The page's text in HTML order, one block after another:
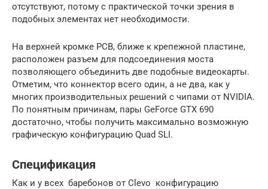
отсутствуют, потому с практической точки зрения в
подобных элементах нет необходимости.
На верхней кромке PCB, ближе к крепежной пластине,
расположен разъем для подсоединения моста
позволяющего объединить две подобные видеокарты.
Отметим, что коннектор всего один, а не два, как у
многих производительных решений с чипами от NVIDIA.
По понятным причинам, пары GeForce GTX 690
достаточно, чтобы получить максимально возможную
графическую конфигурацию Quad SLI.
Спецификация
Как и у всех баребонов от Clevo конфигурацию